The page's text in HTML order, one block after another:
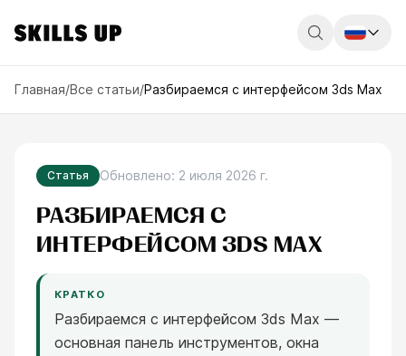
Беларусь
Главная/Все статьи/Разбираемся с интерфейсом 3ds Max
Статья Обновлено: 2 июля 2026 г.
РАЗБИРАЕМСЯ С
ИНТЕРФЕЙСОМ 3DS MAX
КРАТКО
Разбираемся с интерфейсом 3ds Max —
основная панель инструментов, окна